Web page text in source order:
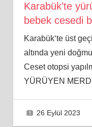
Karabük’te
bebek cesedi
Karabük‘te üst
altında yeni
Ceset otopsi
YÜRÜYEN
26 Eylül 2023